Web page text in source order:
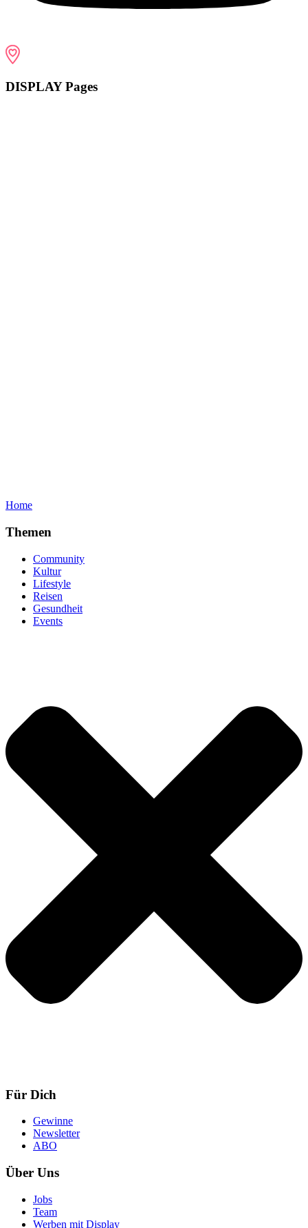
DISPLAY Pages
Home
Themen
Community
Kultur
Lifestyle
Reisen
Gesundheit
Events
Für Dich
Gewinne
Newsletter
ABO
Über Uns
Jobs
Team
Werben mit Display